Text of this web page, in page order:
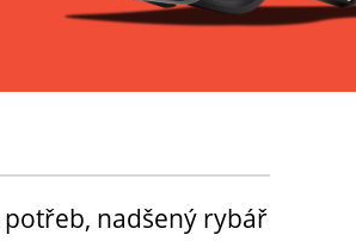
nadšený rybář